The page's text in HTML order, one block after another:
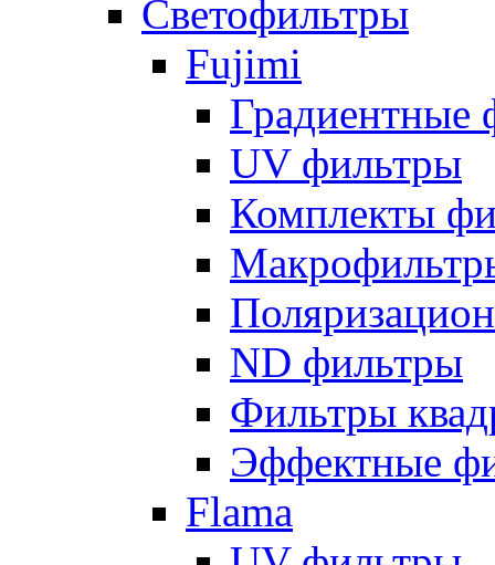
Светофильтры
Fujimi
Градиентные
UV фильтры
Комплекты
ND фильтры
Фильтры
Эффектные
Flama